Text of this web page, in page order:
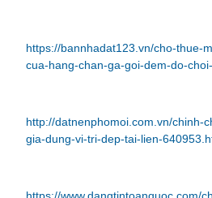
https://bannhadat123.vn/cho-thue-
cua-hang-chan-ga-goi-dem-do-
http://datnenphomoi.com.vn/chinh-
gia-dung-vi-tri-dep-tai-lien-